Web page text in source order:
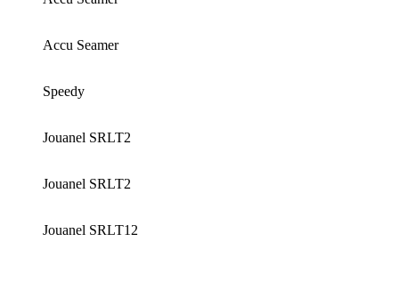
Accu Seamer
Speedy
Jouanel SRLT2
Jouanel SRLT2
Jouanel SRLT12